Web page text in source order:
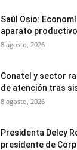
Saúl Osio:
aparato
8 agosto, 2026
Conatel y sector
de atención tras
8 agosto, 2026
Presidenta Delcy
presidente de